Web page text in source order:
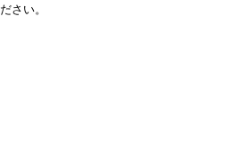
さい。